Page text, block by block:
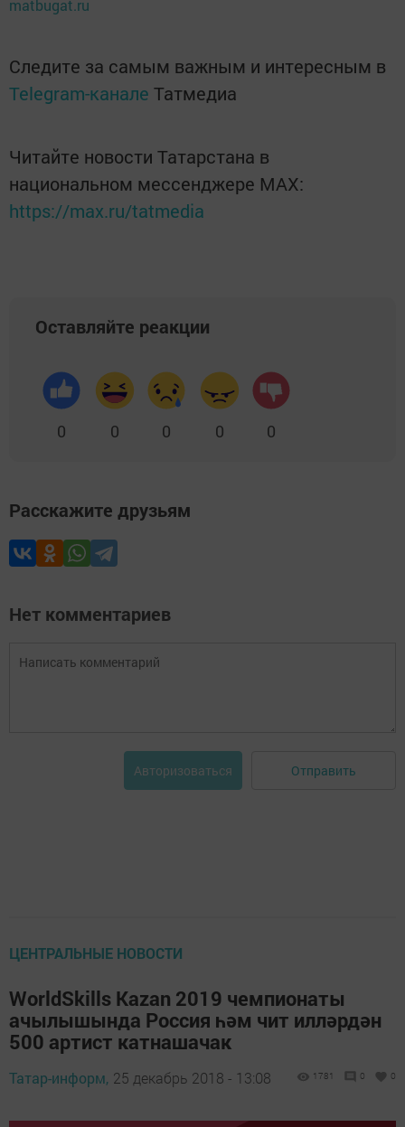
matbugat.ru
Следите за самым важным и интересным в
Telegram-канале Татмедиа
Читайте новости Татарстана в
национальном мессенджере MАХ:
https://max.ru/tatmedia
Оставляйте реакции
0 0 0 0 0
Расскажите друзьям
Нет комментариев
Авторизоваться Отправить
ЦЕНТРАЛЬНЫЕ НОВОСТИ
WorldSkills Kazan 2019 чемпионаты
ачылышында Россия һәм чит илләрдән
500 артист катнашачак
Татар-информ, 25 декабрь 2018 - 13:08 1781 0 0